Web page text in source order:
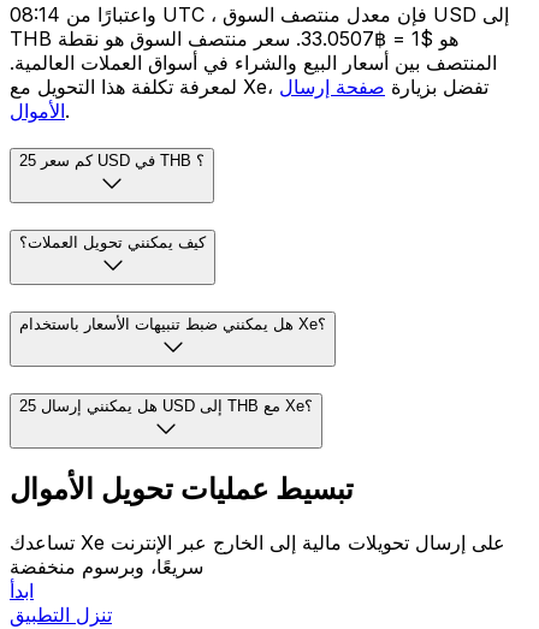
واعتبارًا من 08:14 UTC ، فإن معدل منتصف السوق USD إلى
THB هو $1 = ฿33.0507. سعر منتصف السوق هو نقطة
المنتصف بين أسعار البيع والشراء في أسواق العملات العالمية.
لمعرفة تكلفة هذا التحويل مع Xe، تفضل بزيارة صفحة إرسال
الأموال.
كم سعر 25 USD في THB ؟
كيف يمكنني تحويل العملات؟
هل يمكنني ضبط تنبيهات الأسعار باستخدام Xe؟
هل يمكنني إرسال 25 USD إلى THB مع Xe؟
تبسيط عمليات تحويل الأموال
تساعدك Xe على إرسال تحويلات مالية إلى الخارج عبر الإنترنت
سريعًا، وبرسوم منخفضة
ابدأ
تنزل التطبيق